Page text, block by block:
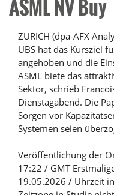
ASML NV Buy
ZÜRICH (dpa-AFX
UBS hat das Kursziel
angehoben und die
ASML biete das
Sektor, schrieb
Dienstagabend. Die
Sorgen vor
Systemen seien
Veröffentlichung der
17:22 / GMT
19.05.2026 / Uhrzeit